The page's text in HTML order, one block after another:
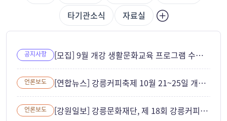
타기관소식
자료실
공지사항 [모집] 9월 개강 생활문화교육 프로그램 수강생 모집
언론보도 [연합뉴스] 강릉커피축제 10월 21~25일 개최... ITS 세계총회와 연계
언론보도 [강원일보] 강릉문화재단, 제 18회 강릉커피축제 성공 개최 준비 본격화